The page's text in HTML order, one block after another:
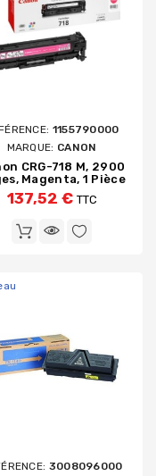
1155790000
MARQUE: CANON
CRG-718 M, 2900
Magenta, 1 Pièce
137,52 € TTC
3008096000